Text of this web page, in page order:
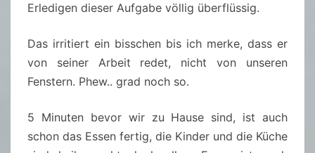
Erledigen dieser Aufgabe völlig überflüssig.
Das irritiert ein bisschen bis ich merke, dass er
von seiner Arbeit redet, nicht von unseren
Fenstern. Phew.. grad noch so.
5 Minuten bevor wir zu Hause sind, ist auch
schon das Essen fertig, die Kinder und die Küche